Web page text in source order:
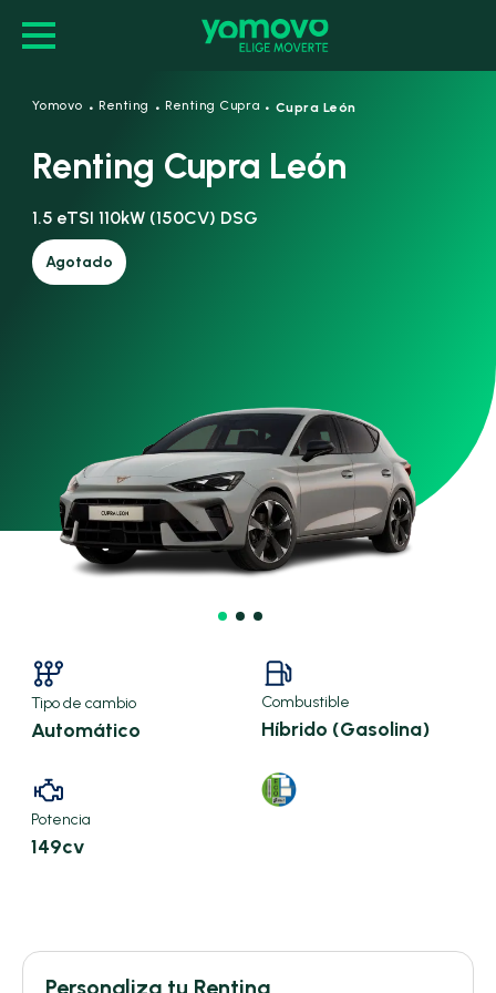
Yomovo · Renting · Renting Cupra · Cupra León
Renting Cupra León
1.5 eTSI 110kW (150CV) DSG
Agotado
Tipo de cambio
Automático
Combustible
Híbrido (Gasolina)
Potencia
149cv
Personaliza tu Renting